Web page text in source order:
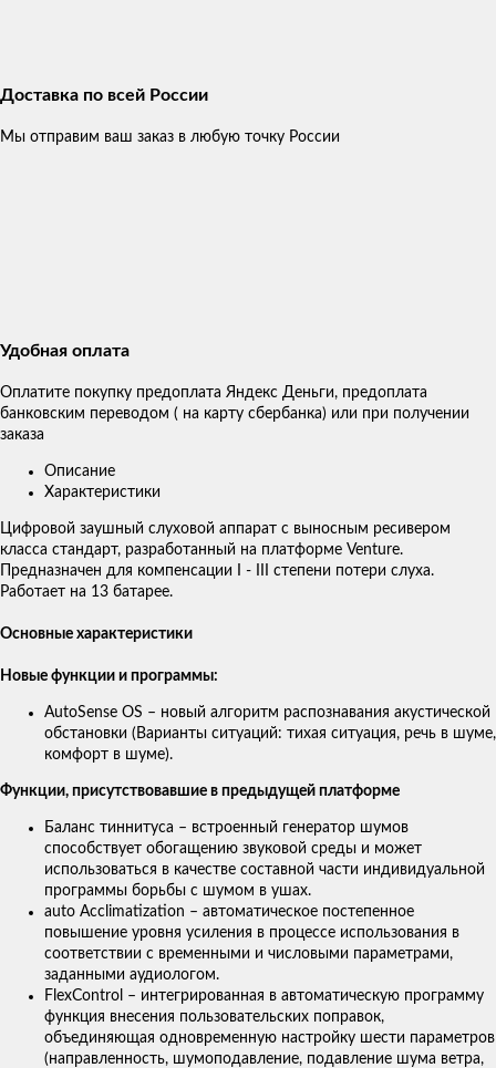
Доставка по всей России
Мы отправим ваш заказ в любую точку России
Удобная оплата
Оплатите покупку предоплата Яндекс Деньги, предоплата
банковским переводом ( на карту сбербанка) или при получении
заказа
Описание
Характеристики
Цифровой заушный слуховой аппарат с выносным ресивером
класса стандарт, разработанный на платформе Venture.
Предназначен для компенсации I - III степени потери слуха.
Работает на 13 батарее.
Основные характеристики
Новые функции и программы:
AutoSense OS – новый алгоритм распознавания акустической
обстановки (Варианты ситуаций: тихая ситуация, речь в шуме,
комфорт в шуме).
Функции, присутствовавшие в предыдущей платформе
Баланс тиннитуса – встроенный генератор шумов
способствует обогащению звуковой среды и может
использоваться в качестве составной части индивидуальной
программы борьбы с шумом в ушах.
auto Acclimatization – автоматическое постепенное
повышение уровня усиления в процессе использования в
соответствии с временными и числовыми параметрами,
заданными аудиологом.
FlexControl – интегрированная в автоматическую программу
функция внесения пользовательских поправок,
объединяющая одновременную настройку шести параметров
(направленность, шумоподавление, подавление шума ветра,